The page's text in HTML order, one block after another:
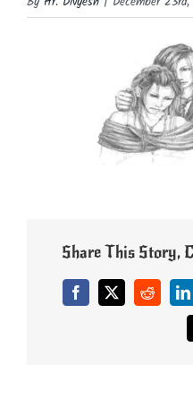
Share This Story,
Facebook
X Reddit